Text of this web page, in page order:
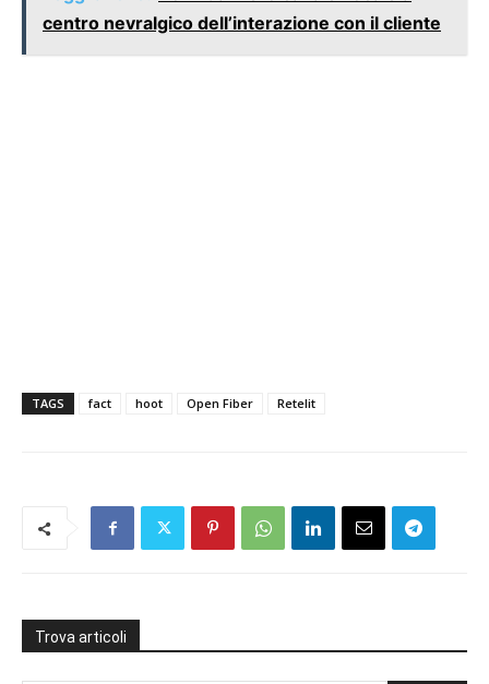
centro nevralgico dell’interazione con il cliente
TAGS fact hoot Open Fiber Retelit
Trova articoli